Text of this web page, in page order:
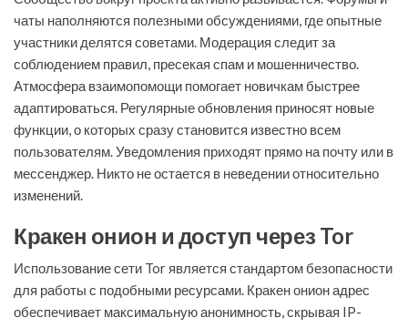
чаты наполняются полезными обсуждениями, где опытные
участники делятся советами. Модерация следит за
соблюдением правил, пресекая спам и мошенничество.
Атмосфера взаимопомощи помогает новичкам быстрее
адаптироваться. Регулярные обновления приносят новые
функции, о которых сразу становится известно всем
пользователям. Уведомления приходят прямо на почту или в
мессенджер. Никто не остается в неведении относительно
изменений.
Кракен онион и доступ через Tor
Использование сети Tor является стандартом безопасности
для работы с подобными ресурсами. Кракен онион адрес
обеспечивает максимальную анонимность, скрывая IP-